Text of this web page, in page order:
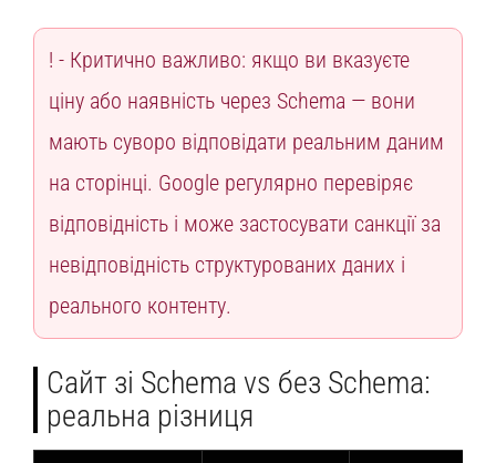
Критично важливо: якщо ви вказуєте
ціну або наявність через Schema — вони
мають суворо відповідати реальним даним
на сторінці. Google регулярно перевіряє
відповідність і може застосувати санкції за
невідповідність структурованих даних і
реального контенту.
Сайт зі Schema vs без Schema:
реальна різниця